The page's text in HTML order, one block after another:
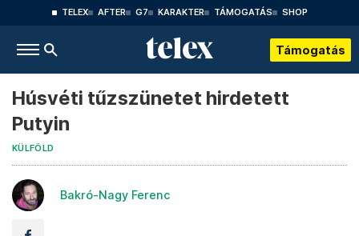
TELEX AFTER G7 KARAKTER TÁMOGATÁS SHOP
Támogatás
Húsvéti tűzszünetet hirdetett
Putyin
KÜLFÖLD
Bakró-Nagy Ferenc